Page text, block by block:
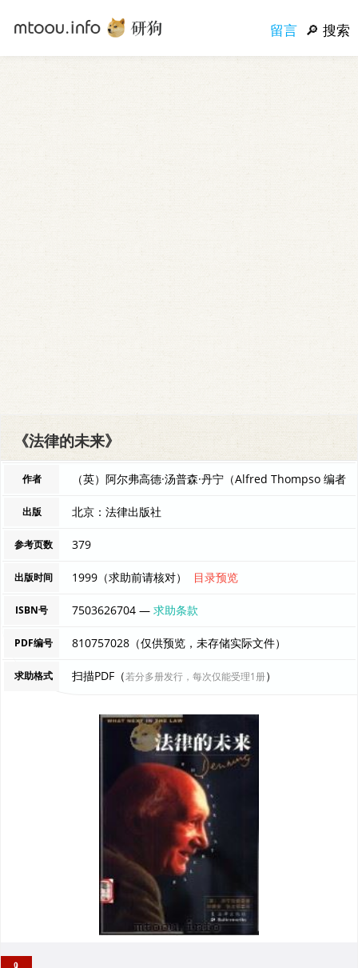
留言 搜索
《法律的未来》
作者 （英）阿尔弗高德·汤普森·丹宁（Alfred Thompso 编者
出版 北京：法律出版社
参考页数 379
出版时间 1999（求助前请核对） 目录预览
ISBN号 7503626704 —求助条款
PDF编号 810757028（仅供预览，未存储实际文件）
求助格式 扫描PDF（若分多册发行，每次仅能受理1册）